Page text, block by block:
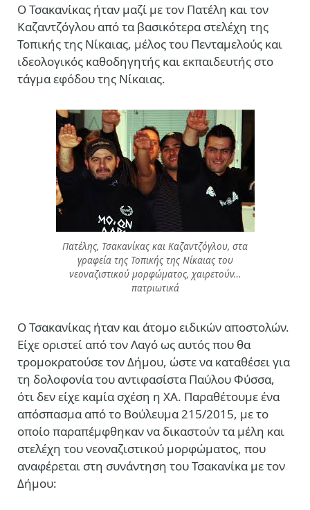
Ο Τσακανίκας ήταν μαζί με τον Πατέλη και τον
Καζαντζόγλου από τα βασικότερα στελέχη της
Τοπικής της Νίκαιας, μέλος του Πενταμελούς και
ιδεολογικός καθοδηγητής και εκπαιδευτής στο
τάγμα εφόδου της Νίκαιας.
Πατέλης, Τσακανίκας και Καζαντζόγλου, στα
γραφεία της Τοπικής της Νίκαιας του
νεοναζιστικού μορφώματος, χαιρετούν…
πατριωτικά
Ο Τσακανίκας ήταν και άτομο ειδικών αποστολών.
Είχε οριστεί από τον Λαγό ως αυτός που θα
τρομοκρατούσε τον Δήμου, ώστε να καταθέσει για
τη δολοφονία του αντιφασίστα Παύλου Φύσσα,
ότι δεν είχε καμία σχέση η ΧΑ. Παραθέτουμε ένα
απόσπασμα από το Βούλευμα 215/2015, με το
οποίο παραπέμφθηκαν να δικαστούν τα μέλη και
στελέχη του νεοναζιστικού μορφώματος, που
αναφέρεται στη συνάντηση του Τσακανίκα με τον
Δήμου: